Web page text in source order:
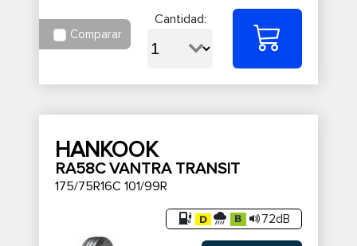
Comparar
Cantidad:
HANKOOK
RA58C VANTRA TRANSIT
175/75R16C 101/99R
72dB